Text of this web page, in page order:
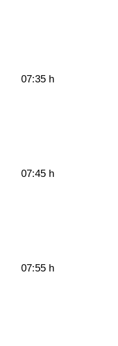
07:35 h
07:45 h
07:55 h